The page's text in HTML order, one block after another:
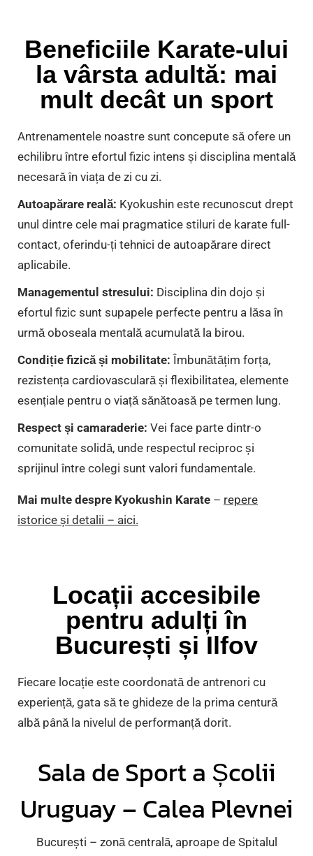
Beneficiile Karate-ului
la vârsta adultă: mai
mult decât un sport
Antrenamentele noastre sunt concepute să ofere un
echilibru între efortul fizic intens și disciplina mentală
necesară în viața de zi cu zi.
Autoapărare reală: Kyokushin este recunoscut drept
unul dintre cele mai pragmatice stiluri de karate full-
contact, oferindu-ți tehnici de autoapărare direct
aplicabile.
Managementul stresului: Disciplina din dojo și
efortul fizic sunt supapele perfecte pentru a lăsa în
urmă oboseala mentală acumulată la birou.
Condiție fizică și mobilitate: Îmbunătățim forța,
rezistența cardiovasculară și flexibilitatea, elemente
esențiale pentru o viață sănătoasă pe termen lung.
Respect și camaraderie: Vei face parte dintr-o
comunitate solidă, unde respectul reciproc și
sprijinul între colegi sunt valori fundamentale.
Mai multe despre Kyokushin Karate – repere
istorice și detalii – aici.
Locații accesibile
pentru adulți în
București și Ilfov
Fiecare locație este coordonată de antrenori cu
experiență, gata să te ghideze de la prima centură
albă până la nivelul de performanță dorit.
Sala de Sport a Școlii
Uruguay – Calea Plevnei
București – zonă centrală, aproape de Spitalul